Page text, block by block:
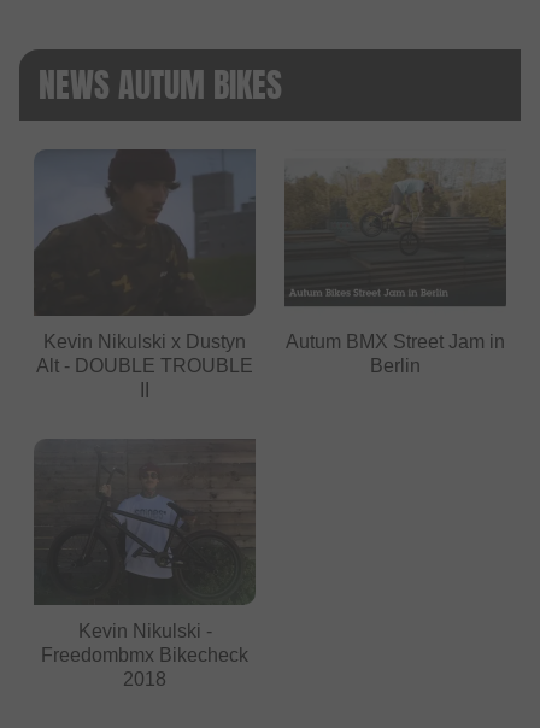
NEWS AUTUM BIKES
Kevin Nikulski x Dustyn
Alt - DOUBLE TROUBLE
Autum BMX Street Jam in
Berlin
Kevin Nikulski -
Freedombmx Bikecheck
2018